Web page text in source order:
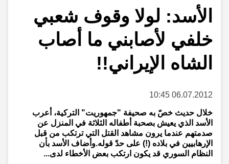
الأسد: لولا وقوف شعبي
خلفي لأصابني ما أصاب
الشاه الإيراني!!
06.07.2012 10:45
خلال حديث خصّ به صحيفة "جمهوريت" التركية، أعرب
الأسد الذي يعيش بصحبة أطفاله الثلاثة في المنزل عن
صدمتهم عندما يرون مشاهد القتل التي ترتكب من قبل
الإرهابيين في بلاده (!) على حدّ قوله.وأضاف الأسد بأن
النظام السوري قد يكون ارتكب بعض الأخطاء لدى...